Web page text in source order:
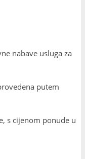
nabave usluga za
putem
s cijenom ponude u